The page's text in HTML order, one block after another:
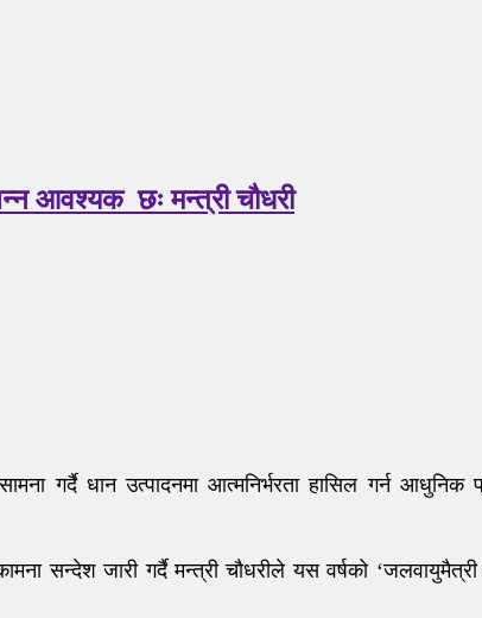
आवश्यक छः मन्त्री चौधरी
गर्दै धान उत्पादनमा आत्मनिर्भरता हासिल गर्न
सन्देश जारी गर्दै मन्त्री चौधरीले यस वर्षको ‘जलवायुमैत्री